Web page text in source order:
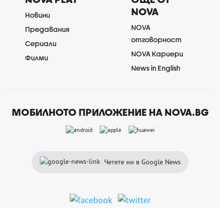
Новини
Предавания
Сериали
Филми
NOVA
NOVA
отговорност
NOVA Кариери
News in English
МОБИЛНОТО ПРИЛОЖЕНИЕ НА NOVA.BG
Четете ни в Google News